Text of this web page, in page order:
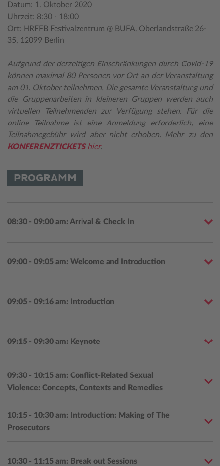
Datum: 1. Oktober 2020
Uhrzeit: 8:30 - 18:00
Ort: HRFFB Festivalzentrum @ BUFA, Oberlandstraße 26-
35, 12099 Berlin
Aufgrund der derzeitigen Einschränkungen durch Covid-19
können maximal 80 Personen vor Ort an der Veranstaltung
am 01. Oktober teilnehmen. Die gesamte Veranstaltung und
die Gruppenarbeiten in kleineren Gruppen werden auch
virtuellen Teilnehmenden zur Verfügung stehen. Für die
online Teilnahme ist eine Anmeldung erforderlich, eine
Teilnahmegebühr wird aber nicht erhoben. Mehr zu den
KONFERENZTICKETShier.
PROGRAMM
08:30 - 09:00 am: Arrival & Check In
09:00 - 09:05 am: Welcome and Introduction
09:05 - 09:16 am: Introduction
09:15 - 09:30 am: Keynote
09:30 - 10:15 am: Conflict-Related Sexual
Violence: Concepts, Contexts and Remedies
10:15 - 10:30 am: Introduction: Making of The
Prosecutors
10:30 - 11:15 am: Break out Sessions